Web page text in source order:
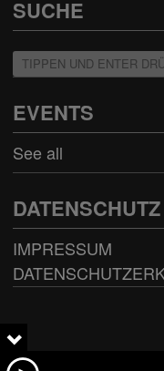
SUCHE
EVENTS
See all
DATENSCHUTZ
IMPRESSUM